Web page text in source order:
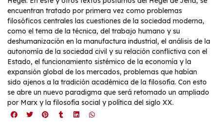
encuentran tratado por primera vez como problemas
filosóficos centrales las cuestiones de la sociedad moderna,
como el tema de la técnica, del trabajo humano y su
deshumanización en la manufactura industrial, el análisis de la
autonomía de la sociedad civil y su relación conflictiva con el
Estado, el funcionamiento sistémico de la economía y la
expansión global de los mercados, problemas que habían
sido ajenos a la tradición académica de la filosofía. Con esto
se abre un nuevo paradigma que será retomado un ampliado
por Marx y la filosofía social y política del siglo XX.